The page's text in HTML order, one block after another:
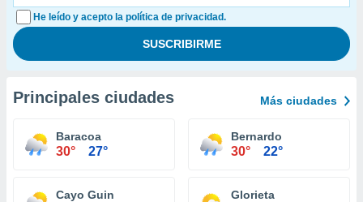
He leído y acepto la política de privacidad.
Principales ciudades Más ciudades
Baracoa
30° 27°
Bernardo
30° 22°
Cayo Guin Glorieta